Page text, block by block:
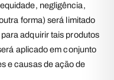
negligência,
forma) será limitado
adquirir tais produtos
aplicado em conjunto
e causas de ação de